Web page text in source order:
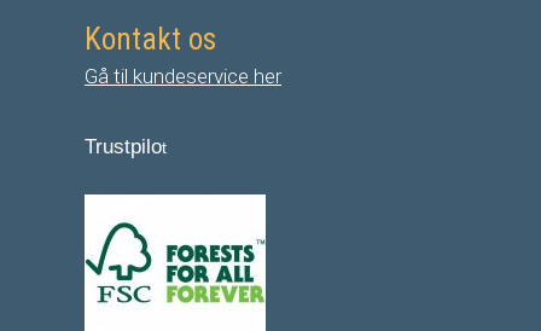
Kontakt os
Gå til kundeservice her
Trustpilot